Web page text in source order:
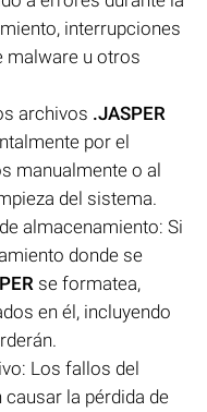
interrupciones
malware u otros
archivos .JASPER
por el
manualmente o al
del sistema.
almacenamiento: Si
donde se
se formatea,
en él, incluyendo
Los fallos del
la pérdida de